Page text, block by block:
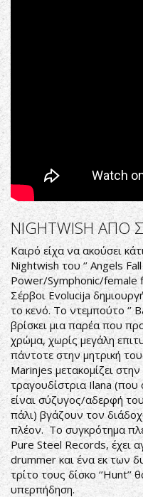
NIGHTWISH ΑΠΟ
Καιρό είχα να ακούσει
Nightwish του ‘’ Angels
Power/Symphonic/female
Σέρβοι Evolucija
το κενό. Το ντεμπούτο ‘’
βρίσκει μια παρέα που
χρώμα, χωρίς μεγάλη
πάντοτε στην μητρική
Marinjes μετακομίζει
τραγουδίστρια Ilana (που
είναι σύζυγος/αδερφή
πάλι) βγάζουν τον
πλέον. Το συγκρότημα
Pure Steel Records, έχει
drummer και ένα εκ των
τρίτο τους δίσκο ‘’Hunt’’
υπερπήδηση.